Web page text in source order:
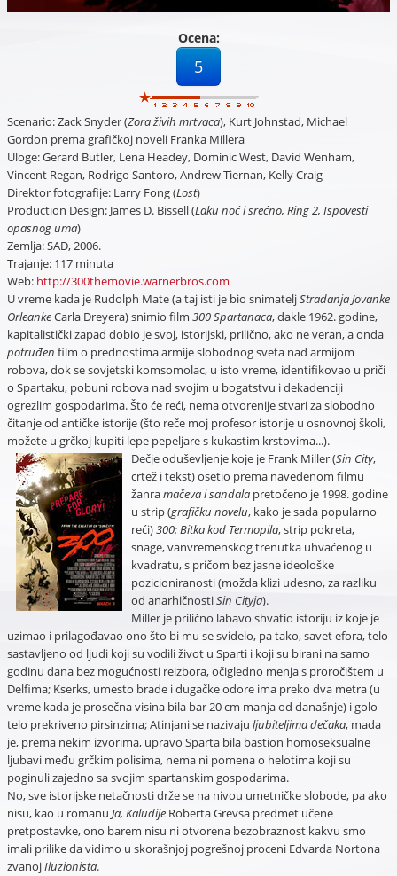
Ocena:
5
Scenario: Zack Snyder (Zora živih mrtvaca), Kurt Johnstad, Michael
Gordon prema grafičkoj noveli Franka Millera
Uloge: Gerard Butler, Lena Headey, Dominic West, David Wenham,
Vincent Regan, Rodrigo Santoro, Andrew Tiernan, Kelly Craig
Direktor fotografije: Larry Fong (Lost)
Production Design: James D. Bissell (Laku noć i srećno, Ring 2, Ispovesti
opasnog uma)
Zemlja: SAD, 2006.
Trajanje: 117 minuta
Web: http://300themovie.warnerbros.com
U vreme kada je Rudolph Mate (a taj isti je bio snimateljStradanja Jovanke
OrleankeCarla Dreyera) snimio film 300 Spartanaca, dakle 1962. godine,
kapitalistički zapad dobio je svoj, istorijski, prilično, ako ne veran, a onda
potruđen film o prednostima armije slobodnog sveta nad armijom
robova, dok se sovjetski komsomolac, u isto vreme, identifikovao u priči
o Spartaku, pobuni robova nad svojim u bogatstvu i dekadenciji
ogrezlim gospodarima. Što će reći, nema otvorenije stvari za slobodno
čitanje od antičke istorije (što reče moj profesor istorije u osnovnoj školi,
možete u grčkoj kupiti lepe pepeljare s kukastim krstovima...).
Dečje oduševljenje koje je Frank Miller (Sin City,
crtež i tekst) osetio prema navedenom filmu
žanramačeva i sandalapretočeno je 1998. godine
u strip (grafičku novelu, kako je sada popularno
reći)300: Bitka kod Termopila, strip pokreta,
snage, vanvremenskog trenutka uhvaćenog u
kvadratu, s pričom bez jasne ideološke
pozicioniranosti (možda klizi udesno, za razliku
od anarhičnostiSin Cityja).
Miller je prilično labavo shvatio istoriju iz koje je
uzimao i prilagođavao ono što bi mu se svidelo, pa tako, savet efora, telo
sastavljeno od ljudi koji su vodili život u Sparti i koji su birani na samo
godinu dana bez mogućnosti reizbora, očigledno menja s proročištem u
Delfima; Kserks, umesto brade i dugačke odore ima preko dva metra (u
vreme kada je prosečna visina bila bar 20 cm manja od današnje) i golo
telo prekriveno pirsinzima; Atinjani se nazivaju ljubiteljima dečaka, mada
je, prema nekim izvorima, upravo Sparta bila bastion homoseksualne
ljubavi među grčkim polisima, nema ni pomena o helotima koji su
poginuli zajedno sa svojim spartanskim gospodarima.
No, sve istorijske netačnosti drže se na nivou umetničke slobode, pa ako
nisu, kao u romanu Ja, KaludijeRoberta Grevsa predmet učene
pretpostavke, ono barem nisu ni otvorena bezobraznost kakvu smo
imali prilike da vidimo u skorašnjoj pogrešnoj proceni Edvarda Nortona
zvanojIluzionista.